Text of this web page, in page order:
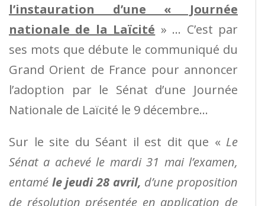
l’instauration d’une « Journée
nationale de la Laïcité » … C’est par
ses mots que débute le communiqué du
Grand Orient de France pour annoncer
l’adoption par le Sénat d’une Journée
Nationale de Laïcité le 9 décembre…
Sur le site du Séant il est dit que « Le
Sénat a achevé le mardi 31 mai l’examen,
entamé le jeudi 28 avril, d’une proposition
de résolution présentée en application de